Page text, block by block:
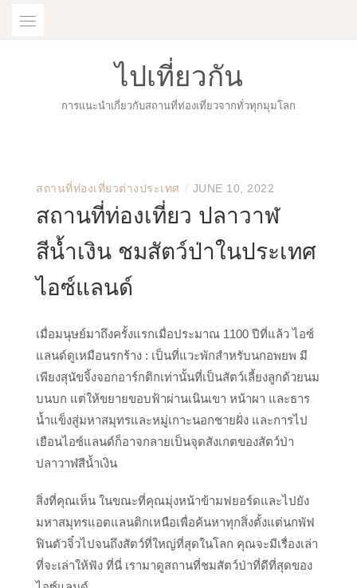
ไปเที่ยวกัน
การแนะนำเกี่ยวกับสถานที่ท่องเที่ยวจากทั่วทุกมุมโลก
สถานที่ท่องเที่ยวต่างประเทศ / JUNE 10, 2022
สถานที่ท่องเที่ยว ปลาวาฬ
สีน้ำเงิน ชมสัตว์ป่าในประเทศ
ไอซ์แลนด์
เมื่อมนุษย์มาถึงครั้งแรกเมื่อประมาณ 1100 ปีที่แล้ว ไอซ์
แลนด์ดูเหมือนรกร้าง : เป็นที่แวะพักสำหรับนกอพยพ มี
เพียงสุนัขจิ้งจอกอาร์กติกเท่านั้นที่เป็นสัตว์เลี้ยงลูกด้วยนม
บนบก แต่ให้ขยายขอบฟ้าผ่านเนินเขา หน้าผา และธาร
น้ำแข็งสู่มหาสมุทรและหมู่เกาะนอกชายฝั่ง และการไป
เยือนไอซ์แลนด์ก็อาจกลายเป็นจุดสังเกตของสัตว์ป่า
ปลาวาฬสีน้ำเงิน
สิ่งที่คุณเห็น ในขณะที่คุณมุ่งหน้าข้ามฟยอร์ดและไปยัง
มหาสมุทรแอตแลนติกเหนือเพื่อค้นหาทุกสิ่งตั้งแต่นกพัฟ
ฟินตัวจิ๋วไปจนถึงสัตว์ที่ใหญ่ที่สุดในโลก คุณจะมีเรื่องเล่า
ที่จะเล่าให้ฟัง ที่นี่ เรามาดูสถานที่ชมสัตว์ป่าที่ดีที่สุดของ